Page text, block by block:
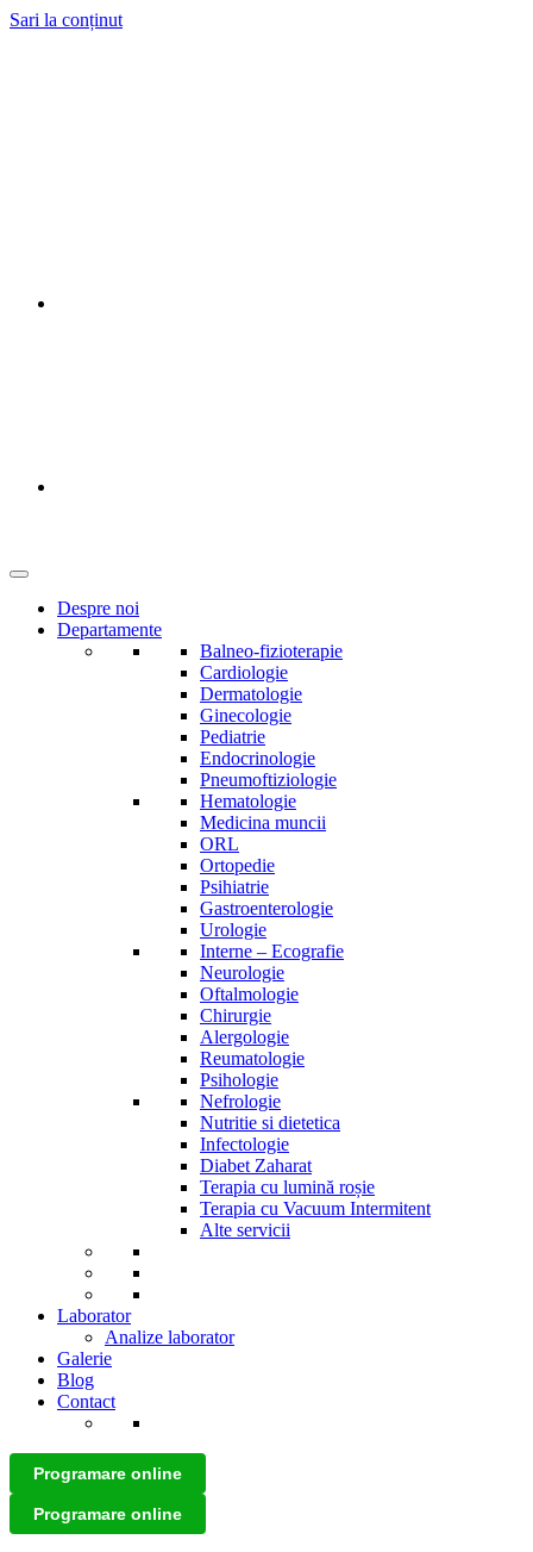
Sari la conținut
Despre noi
Departamente
Balneo-fizioterapie
Cardiologie
Dermatologie
Ginecologie
Pediatrie
Endocrinologie
Pneumoftiziologie
Hematologie
Medicina muncii
ORL
Ortopedie
Psihiatrie
Gastroenterologie
Urologie
Interne – Ecografie
Neurologie
Oftalmologie
Chirurgie
Alergologie
Reumatologie
Psihologie
Nefrologie
Nutritie si dietetica
Infectologie
Diabet Zaharat
Terapia cu lumină roșie
Terapia cu Vacuum Intermitent
Alte servicii
Laborator
Analize laborator
Galerie
Blog
Contact
Programare online
Programare online